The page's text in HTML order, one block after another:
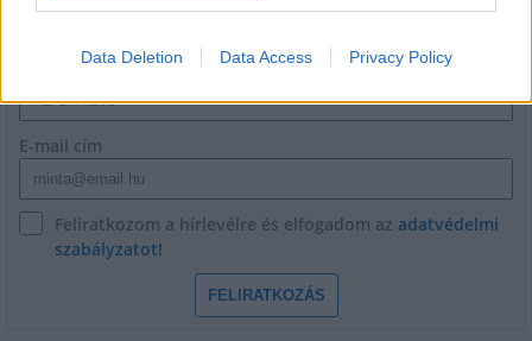
Data Deletion Data Access Privacy Policy
E-mail cím
Feliratkozom a hírlevélre és elfogadom az adatvédelmi
szabályzatot!
FELIRATKOZÁS